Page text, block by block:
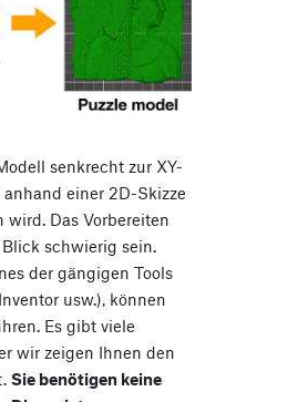
senkrecht zur XY-
einer 2D-Skizze
Das Vorbereiten
schwierig sein.
der gängigen Tools
usw.), können
Es gibt viele
wir zeigen Ihnen den
Sie benötigen keine